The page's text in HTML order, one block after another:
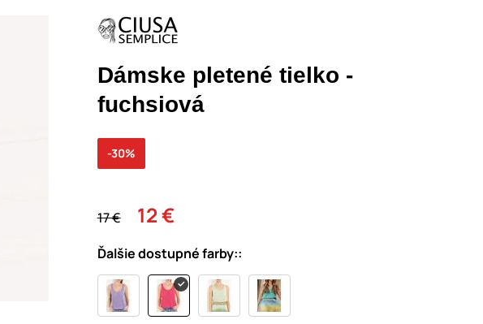
Dámske pletené tielko -
fuchsiová
17 € 12 €
-30%
Ďalšie dostupné farby::